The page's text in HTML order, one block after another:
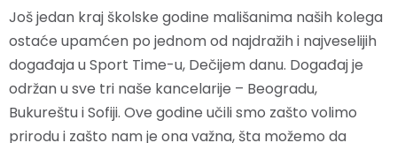
Još jedan kraj školske godine mališanima naših kolega
ostaće upamćen po jednom od najdražih i najveselijih
događaja u Sport Time-u, Dečijem danu. Događaj je
održan u sve tri naše kancelarije – Beogradu,
Bukureštu i Sofiji. Ove godine učili smo zašto volimo
prirodu i zašto nam je ona važna, šta možemo da